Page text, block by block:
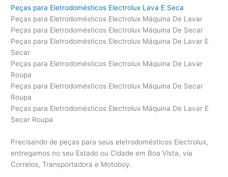
Peças para Eletrodomésticos Electrolux Lava E Seca
Peças para Eletrodomésticos Electrolux Máquina De Lavar
Peças para Eletrodomésticos Electrolux Máquina De Secar
Peças para Eletrodomésticos Electrolux Máquina De Lavar E
Secar
Peças para Eletrodomésticos Electrolux Máquina De Lavar
Roupa
Peças para Eletrodomésticos Electrolux Máquina De Secar
Roupa
Peças para Eletrodomésticos Electrolux Máquina De Lavar E
Secar Roupa
Precisando de peças para seus eletrodomésticos Electrolux,
entregamos no seu Estado ou Cidade em Boa Vista, via
Correios, Transportadora e Motoboy.